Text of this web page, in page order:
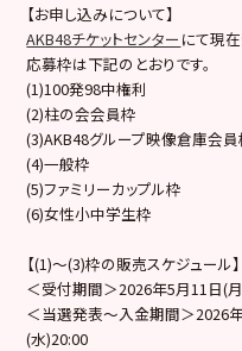
【お申し込みについて】
AKB48チケットセンター にて現
応募枠は下記のとおりです。
(1)100発98中権利
(2)柱の会会員枠
(3)AKB48グループ映像倉庫会員
(4)一般枠
(5)ファミリーカップル枠
(6)女性小中学生枠
【(1)～(3)枠の販売スケジュール】
＜受付期間＞2026年5月11日(
＜当選発表～入金期間＞2026
(水)20:00